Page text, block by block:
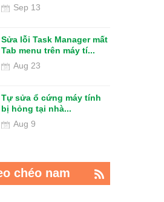
Sep 13
Sửa lỗi Task Manager mất
Tab menu trên máy tí...
Aug 23
Tự sửa ổ cứng máy tính
bị hỏng tại nhà...
Aug 9
chéo nam